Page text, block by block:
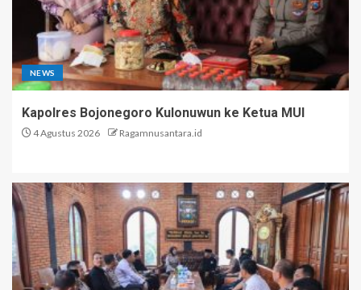
NEWS
Kapolres Bojonegoro Kulonuwun ke Ketua MUI
4 Agustus 2026 Ragamnusantara.id